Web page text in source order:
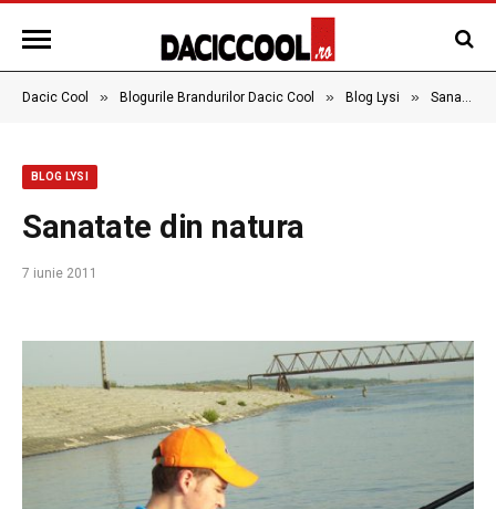
Dacic Cool » Blogurile Brandurilor Dacic Cool » Blog Lysi » Sanatate din natura
BLOG LYSI
Sanatate din natura
7 iunie 2011